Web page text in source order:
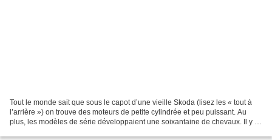
Tout le monde sait que sous le capot d’une vieille Skoda (lisez les « tout à
l’arrière ») on trouve des moteurs de petite cylindrée et peu puissant. Au
plus, les modèles de série développaient une soixantaine de chevaux. Il y a